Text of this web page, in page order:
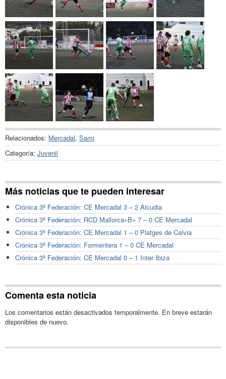
Relacionados: Mercadal, Sami
Categoría: Juvenil
Más noticias que te pueden interesar
Crónica 3ª Federación: CE Mercadal 3 – 2 Alcudia
Crónica 3ª Federación: RCD Mallorca»B» 7 – 0 CE Mercadal
Crónica 3ª Federación: CE Mercadal 1 – 0 Platges de Calvia
Crónica 3ª Federación: Formentera 1 – 0 CE Mercadal
Crónica 3ª Federación: CE Mercadal 0 – 1 Inter Ibiza
Comenta esta noticia
Los comentarios están desactivados temporalmente. En breve estarán
disponibles de nuevo.